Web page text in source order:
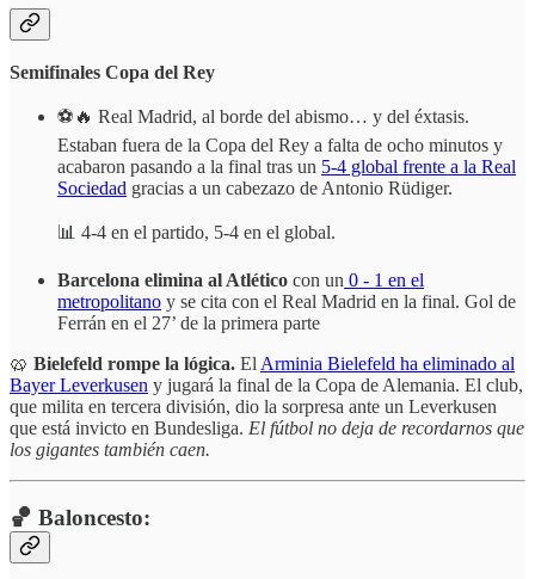
Semifinales Copa del Rey
⚽🔥 Real Madrid, al borde del abismo… y del éxtasis.
Estaban fuera de la Copa del Rey a falta de ocho minutos y
acabaron pasando a la final tras un 5-4 global frente a la Real
Sociedad gracias a un cabezazo de Antonio Rüdiger.
📊 4-4 en el partido, 5-4 en el global.
Barcelona elimina al Atlético con un 0 - 1 en el
metropolitano y se cita con el Real Madrid en la final. Gol de
Ferrán en el 27’ de la primera parte
🥨 Bielefeld rompe la lógica. ElArminia Bielefeld ha eliminado al
Bayer Leverkusen y jugará la final de la Copa de Alemania. El club,
que milita en tercera división, dio la sorpresa ante un Leverkusen
que está invicto en Bundesliga. El fútbol no deja de recordarnos que
los gigantes también caen.
🏀 Baloncesto: